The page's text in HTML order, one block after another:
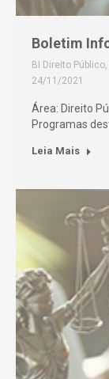
Boletim
BI Direito Público,
24/11/2021
Área: Direito
Programas
Leia Mais